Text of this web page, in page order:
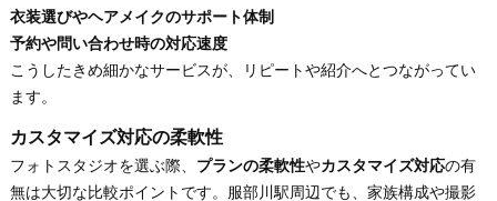
衣装選びやヘアメイクのサポート体制
予約や問い合わせ時の対応速度
こうしたきめ細かなサービスが、リピートや紹介へとつながってい
ます。
カスタマイズ対応の柔軟性
フォトスタジオを選ぶ際、 プランの柔軟性やカスタマイズ対応の有
無は大切な比較ポイントです。服部川駅周辺でも、家族構成や撮影